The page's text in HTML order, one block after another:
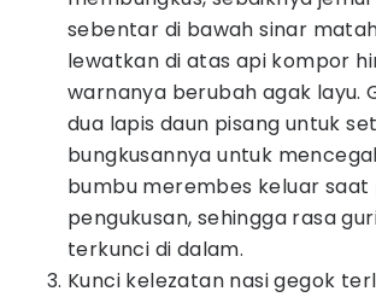
sebentar di bawah sinar
lewatkan di atas api kompor
warnanya berubah agak layu.
dua lapis daun pisang untuk
bungkusannya untuk
bumbu merembes keluar saat
pengukusan, sehingga rasa
terkunci di dalam.
Kunci kelezatan nasi gegok